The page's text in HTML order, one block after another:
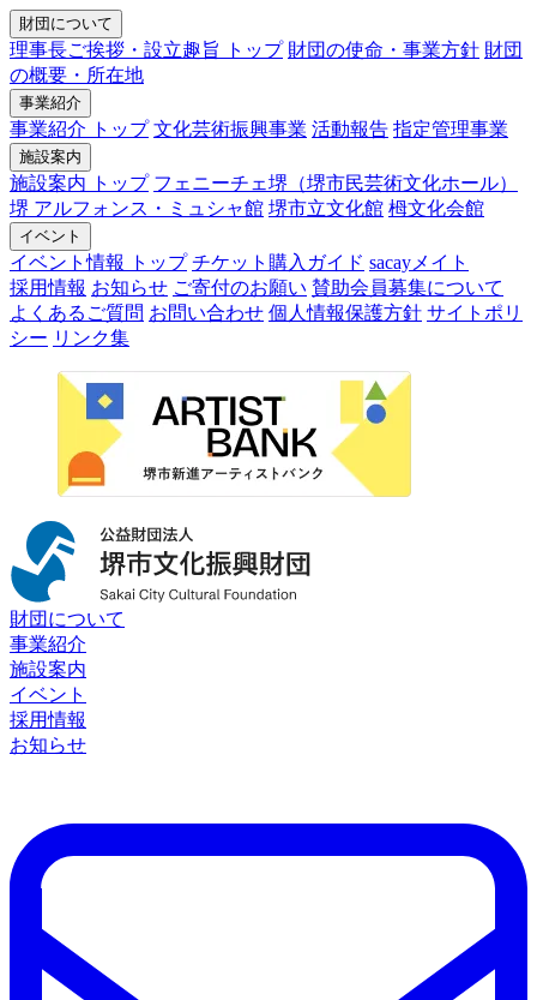
財団について
理事長ご挨拶・設立趣旨 トップ 財団の使命・事業方針 財団
の概要・所在地
事業紹介
事業紹介 トップ 文化芸術振興事業 活動報告 指定管理事業
施設案内
施設案内 トップ フェニーチェ堺（堺市民芸術文化ホール）
堺 アルフォンス・ミュシャ館 堺市立文化館 栂文化会館
イベント
イベント情報 トップ チケット購入ガイド sacayメイト
採用情報 お知らせ ご寄付のお願い 賛助会員募集について
よくあるご質問 お問い合わせ 個人情報保護方針 サイトポリ
シー リンク集
財団について
事業紹介
施設案内
イベント
採用情報
お知らせ